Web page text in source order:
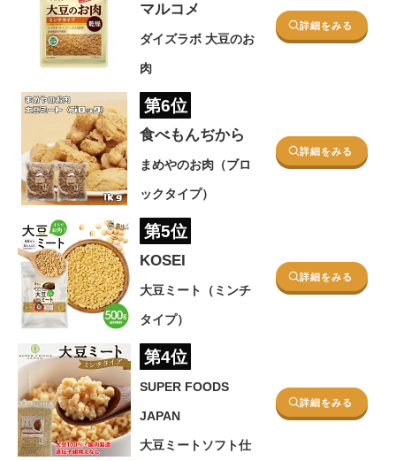
マルコメ
ダイズラボ 大豆のお
肉
詳細をみる
第6位
食べもんぢから
まめやのお肉（ブロ
ックタイプ）
詳細をみる
第5位
KOSEI
大豆ミート（ミンチ
タイプ）
詳細をみる
第4位
SUPER FOODS
JAPAN
大豆ミートソフト仕
詳細をみる